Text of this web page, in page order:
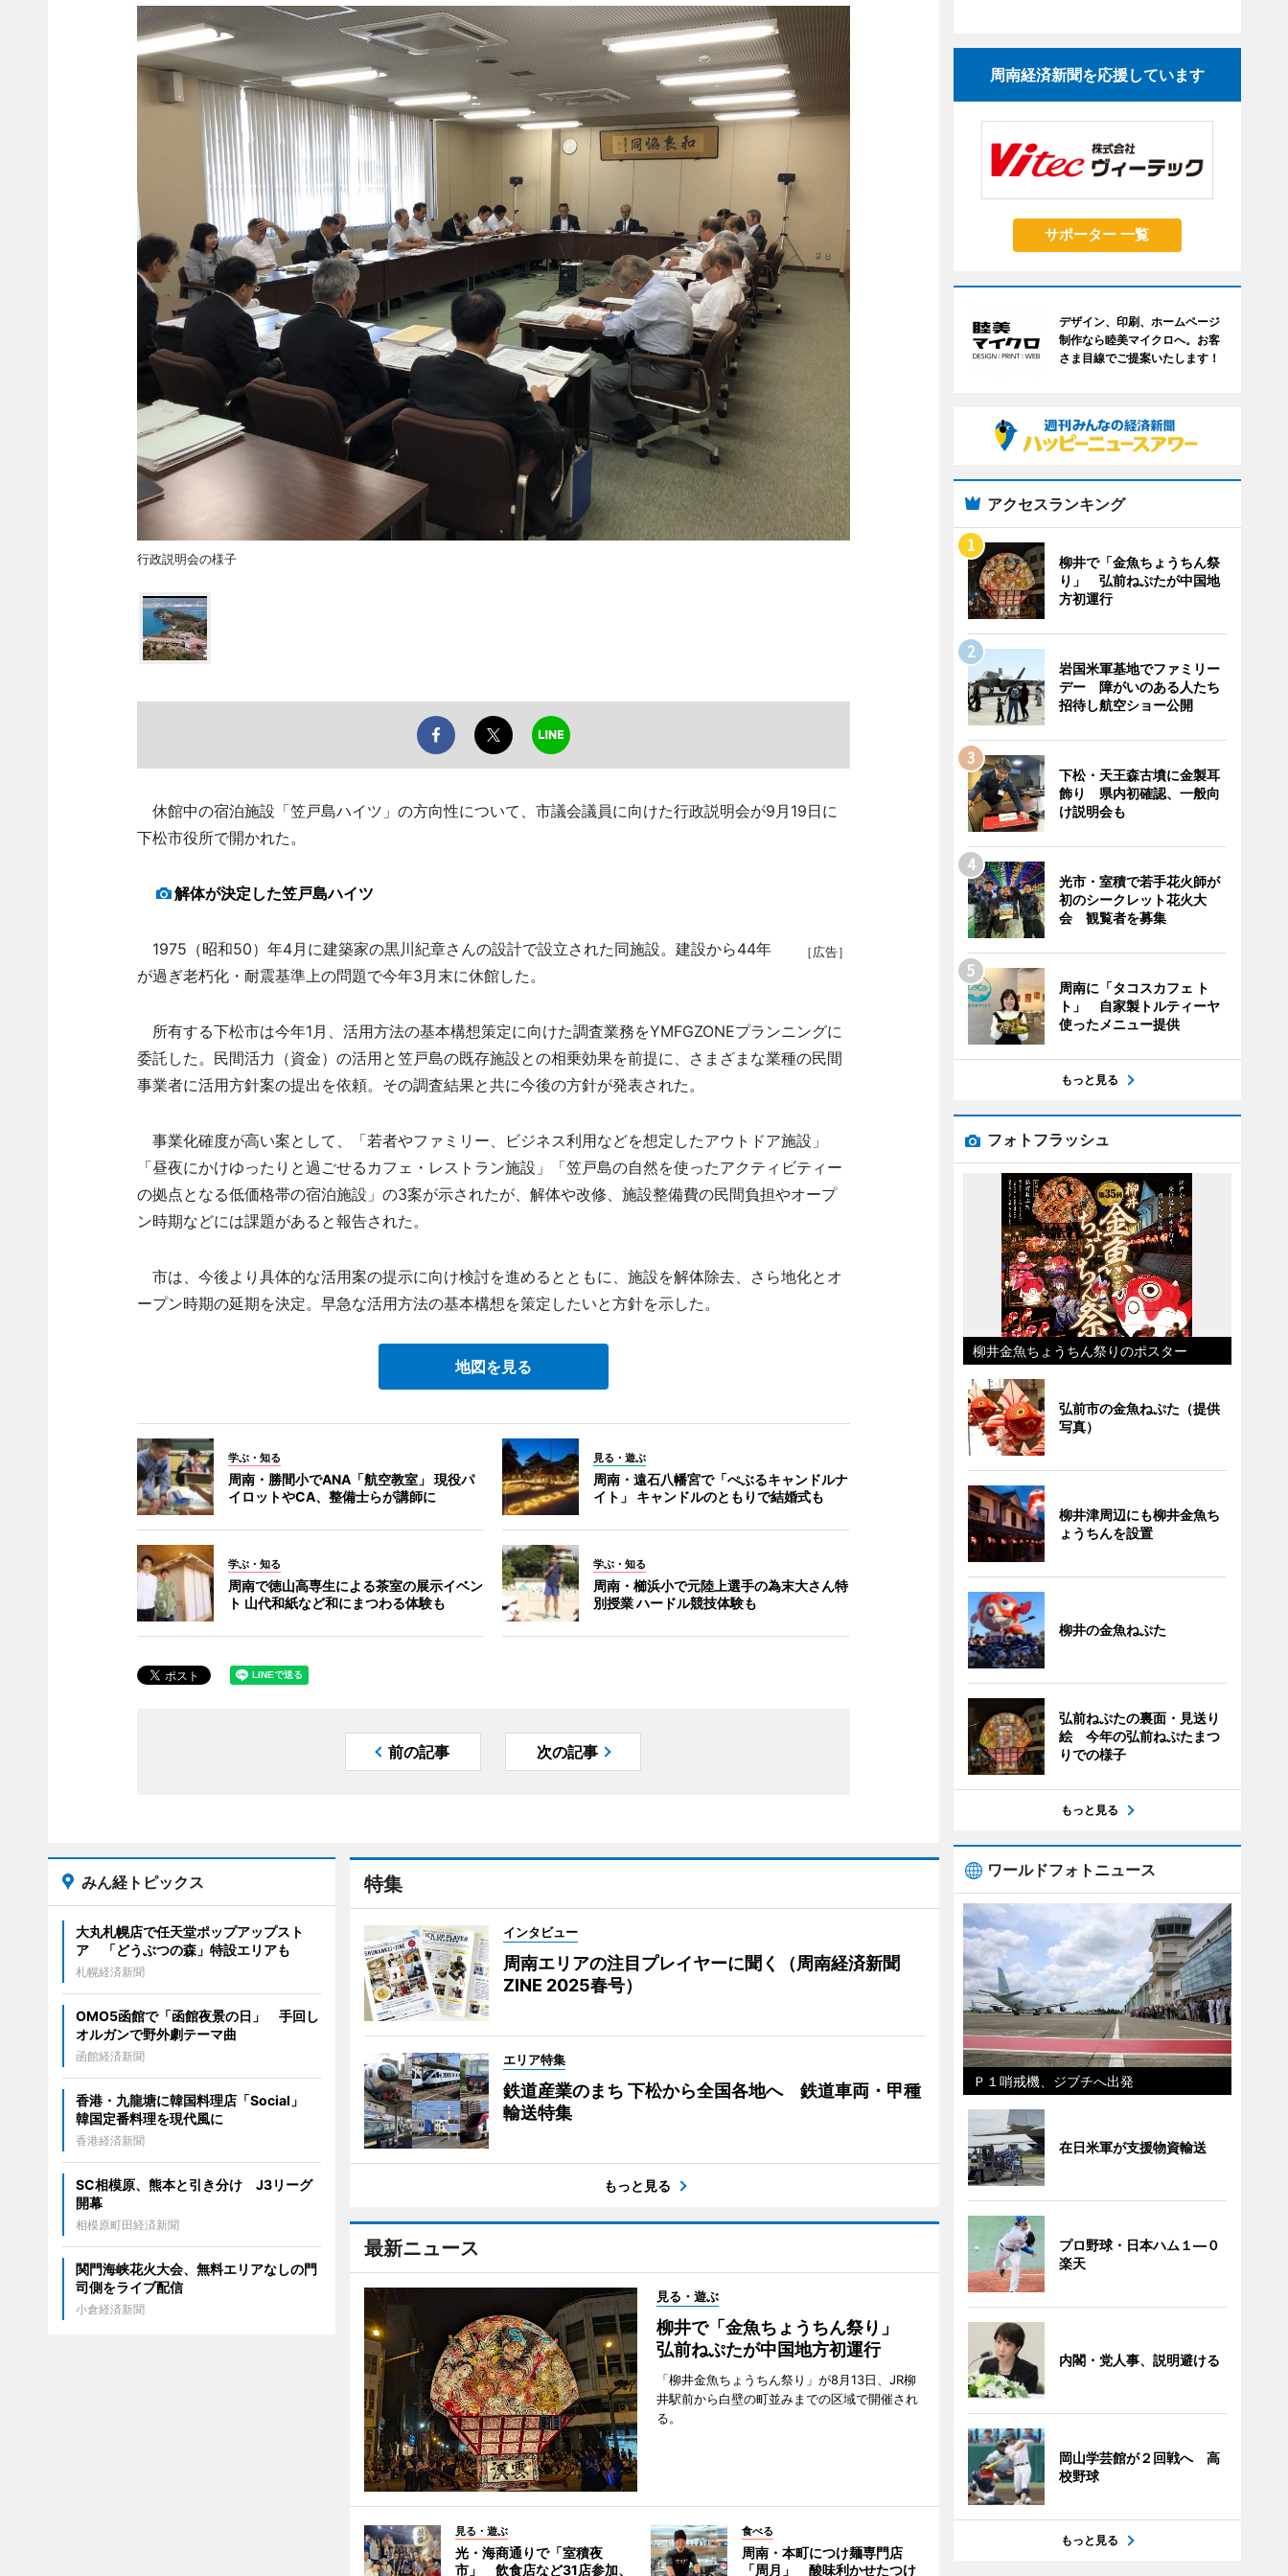
行政説明会の様子
休館中の宿泊施設「笠戸島ハイツ」の方向性について、市議会議員に向けた行政説明会が9月19日に
下松市役所で開かれた。
解体が決定した笠戸島ハイツ
［広告］
1975（昭和50）年4月に建築家の黒川紀章さんの設計で設立された同施設。建設から44年
が過ぎ老朽化・耐震基準上の問題で今年3月末に休館した。
所有する下松市は今年1月、活用方法の基本構想策定に向けた調査業務をYMFGZONEプランニングに
委託した。民間活力（資金）の活用と笠戸島の既存施設との相乗効果を前提に、さまざまな業種の民間
事業者に活用方針案の提出を依頼。その調査結果と共に今後の方針が発表された。
事業化確度が高い案として、「若者やファミリー、ビジネス利用などを想定したアウトドア施設」
「昼夜にかけゆったりと過ごせるカフェ・レストラン施設」「笠戸島の自然を使ったアクティビティー
の拠点となる低価格帯の宿泊施設」の3案が示されたが、解体や改修、施設整備費の民間負担やオープ
ン時期などには課題があると報告された。
市は、今後より具体的な活用案の提示に向け検討を進めるとともに、施設を解体除去、さら地化とオ
ープン時期の延期を決定。早急な活用方法の基本構想を策定したいと方針を示した。
地図を見る
学ぶ・知る
周南・勝間小でANA「航空教室」 現役パ
イロットやCA、整備士らが講師に
見る・遊ぶ
周南・遠石八幡宮で「ぺぶるキャンドルナ
イト」 キャンドルのともりで結婚式も
学ぶ・知る
周南で徳山高専生による茶室の展示イベン
ト 山代和紙など和にまつわる体験も
学ぶ・知る
周南・櫛浜小で元陸上選手の為末大さん特
別授業 ハードル競技体験も
前の記事 次の記事
特集
インタビュー
周南エリアの注目プレイヤーに聞く（周南経済新聞
ZINE 2025春号）
エリア特集
鉄道産業のまち 下松から全国各地へ 鉄道車両・甲種
輸送特集
もっと見る
最新ニュース
見る・遊ぶ
柳井で「金魚ちょうちん祭り」
弘前ねぷたが中国地方初運行
「柳井金魚ちょうちん祭り」が8月13日、JR柳
井駅前から白壁の町並みまでの区域で開催され
る。
見る・遊ぶ
光・海商通りで「室積夜
市」 飲食店など31店参加、
食べる
周南・本町につけ麺専門店
「周月」 酸味利かせたつけ
みん経トピックス
大丸札幌店で任天堂ポップアップスト
ア 「どうぶつの森」特設エリアも
札幌経済新聞
OMO5函館で「函館夜景の日」 手回し
オルガンで野外劇テーマ曲
函館経済新聞
香港・九龍塘に韓国料理店「Social」
韓国定番料理を現代風に
香港経済新聞
SC相模原、熊本と引き分け J3リーグ
開幕
相模原町田経済新聞
関門海峡花火大会、無料エリアなしの門
司側をライブ配信
小倉経済新聞
周南経済新聞を応援しています
サポーター 一覧
デザイン、印刷、ホームページ
制作なら睦美マイクロへ。お客
さま目線でご提案いたします！
アクセスランキング
柳井で「金魚ちょうちん祭
り」 弘前ねぷたが中国地
方初運行
岩国米軍基地でファミリー
デー 障がいのある人たち
招待し航空ショー公開
下松・天王森古墳に金製耳
飾り 県内初確認、一般向
け説明会も
光市・室積で若手花火師が
初のシークレット花火大
会 観覧者を募集
周南に「タコスカフェ ト
ト」 自家製トルティーヤ
使ったメニュー提供
もっと見る
フォトフラッシュ
柳井金魚ちょうちん祭りのポスター
弘前市の金魚ねぷた（提供
写真）
柳井津周辺にも柳井金魚ち
ょうちんを設置
柳井の金魚ねぷた
弘前ねぷたの裏面・見送り
絵 今年の弘前ねぷたまつ
りでの様子
もっと見る
ワールドフォトニュース
Ｐ１哨戒機、ジブチへ出発
在日米軍が支援物資輸送
プロ野球・日本ハム１―０
楽天
内閣・党人事、説明避ける
岡山学芸館が２回戦へ 高
校野球
もっと見る